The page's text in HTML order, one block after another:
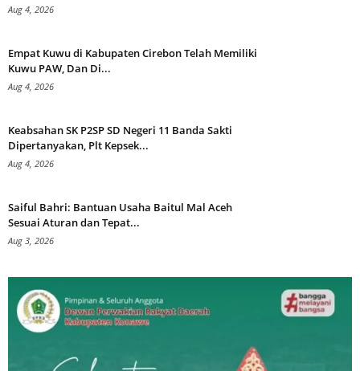
Aug 4, 2026
Empat Kuwu di Kabupaten Cirebon Telah Memiliki
Kuwu PAW, Dan Di...
Aug 4, 2026
Keabsahan SK P2SP SD Negeri 11 Banda Sakti
Dipertanyakan, Plt Kepsek...
Aug 4, 2026
Saiful Bahri: Bantuan Usaha Baitul Mal Aceh
Sesuai Aturan dan Tepat...
Aug 3, 2026